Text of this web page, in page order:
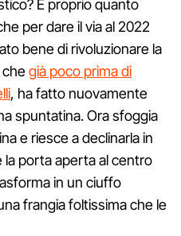
È proprio quanto
per dare il via al 2022
bene di rivoluzionare la
chegià poco prima di
, ha fatto nuovamente
spuntatina. Ora sfoggia
e riesce a declinarla in
la porta aperta al centro
in un ciuffo
frangia foltissima che le